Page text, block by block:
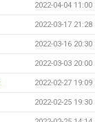
2022-04-04 11:00
2022-03-17 21:28
2022-03-16 20:30
2022-03-03 20:00
2022-02-27 19:09
2022-02-25 19:30